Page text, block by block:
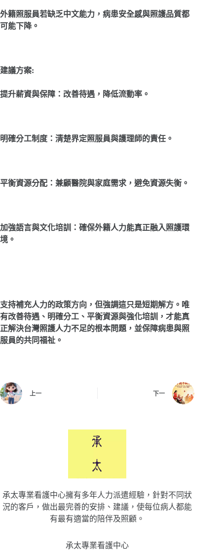
外籍照服員若缺乏中文能力，病患安全感與照護品質都
可能下降。
建議方案:
提升薪資與保障：改善待遇，降低流動率。
明確分工制度：清楚界定照服員與護理師的責任。
平衡資源分配：兼顧醫院與家庭需求，避免資源失衡。
加強語言與文化培訓：確保外籍人力能真正融入照護環
境。
支持補充人力的政策方向，但強調這只是短期解方。唯
有改善待遇、明確分工、平衡資源與強化培訓，才能真
正解決台灣照護人力不足的根本問題，並保障病患與照
服員的共同福祉。
上一 下一
承太專業看護中心擁有多年人力派遣經驗，針對不同狀
況的客戶，做出最完善的安排、建議，使每位病人都能
有最有適當的陪伴及照顧。
承太專業看護中心